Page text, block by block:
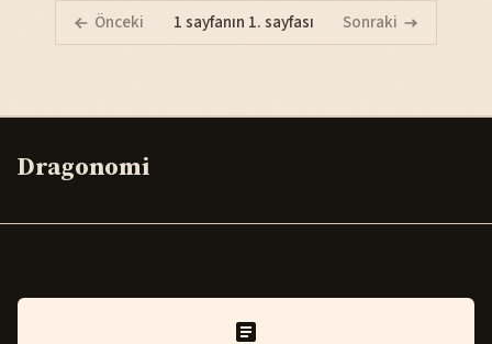
Önceki 1 sayfanın 1. sayfası Sonraki
Dragonomi